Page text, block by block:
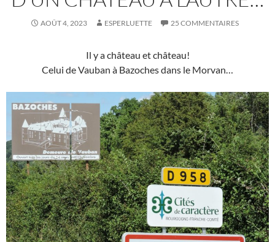
AOÛT 4, 2023 ESPERLUETTE 25 COMMENTAIRES
Il y a château et château!
Celui de Vauban à Bazoches dans le Morvan…